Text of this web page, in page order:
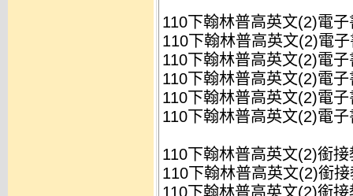
110下翰林普高英文(2)電子
110下翰林普高英文(2)電
110下翰林普高英文(2)電
110下翰林普高英文(2)電
110下翰林普高英文(2)電
110下翰林普高英文(2)電
110下翰林普高英文(2)銜接
110下翰林普高英文(2)銜
110下翰林普高英文(2)銜